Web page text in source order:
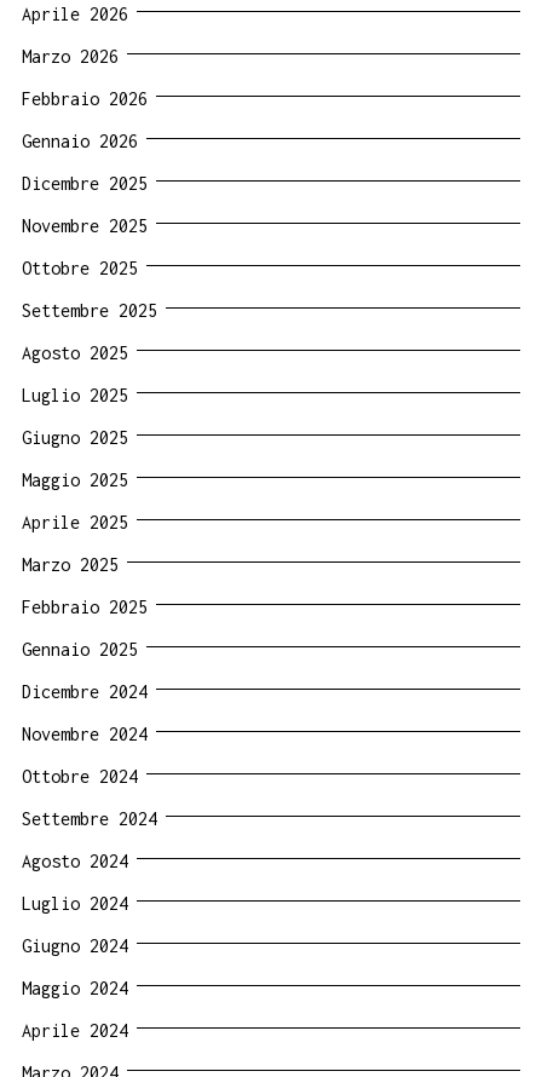
Aprile 2026
Marzo 2026
Febbraio 2026
Gennaio 2026
Dicembre 2025
Novembre 2025
Ottobre 2025
Settembre 2025
Agosto 2025
Luglio 2025
Giugno 2025
Maggio 2025
Aprile 2025
Marzo 2025
Febbraio 2025
Gennaio 2025
Dicembre 2024
Novembre 2024
Ottobre 2024
Settembre 2024
Agosto 2024
Luglio 2024
Giugno 2024
Maggio 2024
Aprile 2024
Marzo 2024